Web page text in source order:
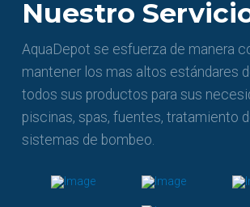
Nuestro
AquaDepot se esfuerza de manera
mantener los mas altos estándares
todos sus productos para sus
piscinas, spas, fuentes, tratamiento
sistemas de bombeo.